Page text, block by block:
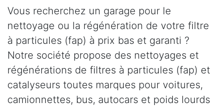
Vous recherchez un garage pour le
nettoyage ou la régénération de votre filtre
à particules (fap) à prix bas et garanti ?
Notre société propose des nettoyages et
régénérations de filtres à particules (fap) et
catalyseurs toutes marques pour voitures,
camionnettes, bus, autocars et poids lourds